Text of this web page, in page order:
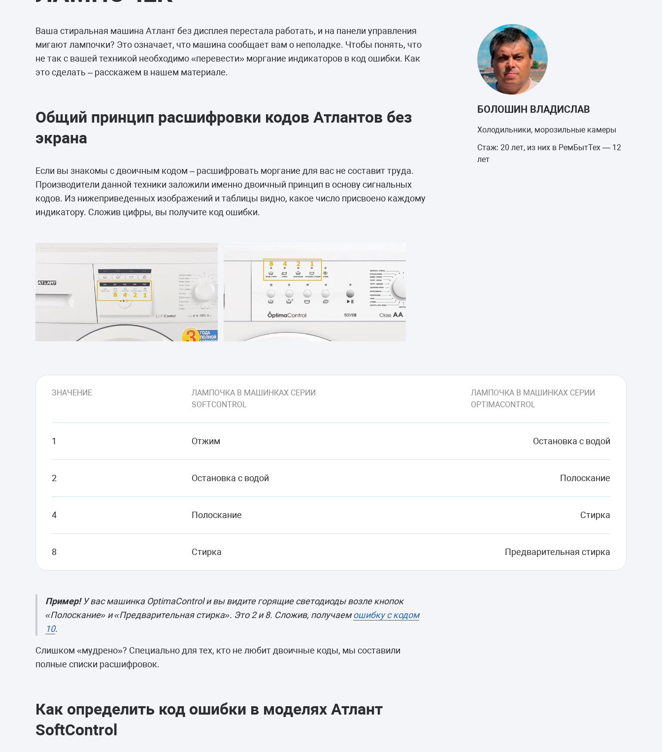
БОЛОШИН ВЛАДИСЛАВ
Холодильники, морозильные камеры
Стаж: 20 лет, из них в РемБытТех — 12
лет
Ваша стиральная машина Атлант без дисплея перестала работать, и на панели управления
мигают лампочки? Это означает, что машина сообщает вам о неполадке. Чтобы понять, что
не так с вашей техникой необходимо «перевести» моргание индикаторов в код ошибки. Как
это сделать – расскажем в нашем материале.
Общий принцип расшифровки кодов Атлантов без
экрана
Если вы знакомы с двоичным кодом – расшифровать моргание для вас не составит труда.
Производители данной техники заложили именно двоичный принцип в основу сигнальных
кодов. Из нижеприведенных изображений и таблицы видно, какое число присвоено каждому
индикатору. Сложив цифры, вы получите код ошибки.
ЗНАЧЕНИЕ
ЛАМПОЧКА В МАШИНКАХ СЕРИИ
SOFTCONTROL
ЛАМПОЧКА В МАШИНКАХ СЕРИИ
OPTIMACONTROL
1 Отжим Остановка с водой
2 Остановка с водой Полоскание
4 Полоскание Стирка
8 Стирка Предварительная стирка
Пример! У вас машинка OptimaControl и вы видите горящие светодиоды возле кнопок
«Полоскание» и «Предварительная стирка». Это 2 и 8. Сложив, получаемошибку с кодом
10.
Слишком «мудрено»? Специально для тех, кто не любит двоичные коды, мы составили
полные списки расшифровок.
Как определить код ошибки в моделях Атлант
SoftControl